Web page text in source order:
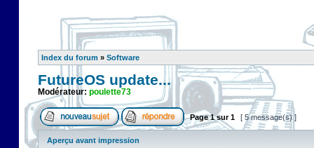
Index du forum » Software
FutureOS update...
Modérateur: poulette73
Page1sur1 [ 5 message(s) ]
Aperçu avant impression